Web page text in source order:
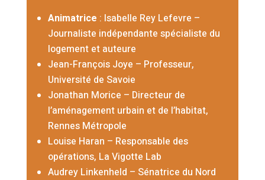
Animatrice : Isabelle Rey Lefevre –
Journaliste indépendante spécialiste du
logement et auteure
Jean-François Joye – Professeur,
Université de Savoie
Jonathan Morice – Directeur de
l’aménagement urbain et de l’habitat,
Rennes Métropole
Louise Haran – Responsable des
opérations, La Vigotte Lab
Audrey Linkenheld – Sénatrice du Nord